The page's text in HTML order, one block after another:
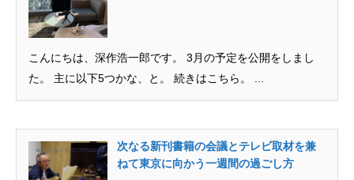
こんにちは、深作浩一郎です。 3月の予定を公開をしまし
た。 主に以下5つかな、と。 続きはこちら。 ...
次なる新刊書籍の会議とテレビ取材を兼
ねて東京に向かう一週間の過ごし方